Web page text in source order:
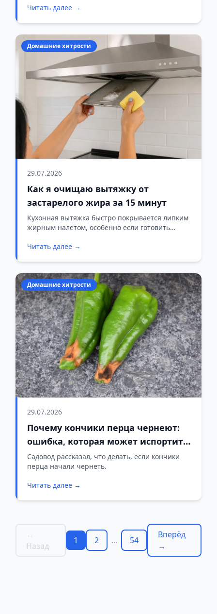
Читать далее →
Домашние хитрости
29.07.2026
Как я очищаю вытяжку от
застарелого жира за 15 минут
Кухонная вытяжка быстро покрывается липким
жирным налётом, особенно если готовить
даже застарелый жир удаётся убрать без
Читать далее →
Домашние хитрости
29.07.2026
Почему кончики перца чернеют:
ошибка, которая может испортить
урожай
Садовод рассказал, что делать, если кончики
перца начали чернеть.
Читать далее →
←
Назад
1 2 ... 54
Вперёд
→